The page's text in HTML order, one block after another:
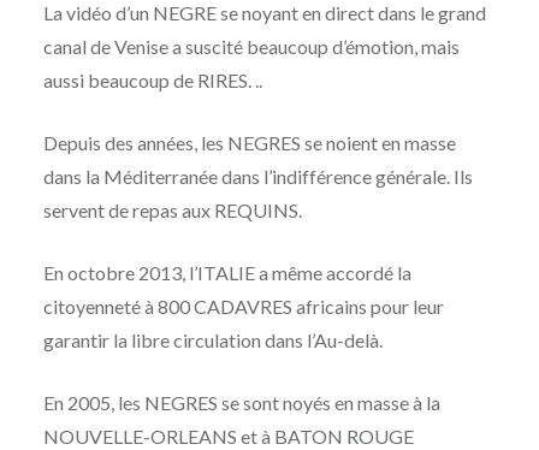
La vidéo d’un NEGRE se noyant en direct dans le grand
canal de Venise a suscité beaucoup d’émotion, mais
aussi beaucoup de RIRES. ..
Depuis des années, les NEGRES se noient en masse
dans la Méditerranée dans l’indifférence générale. Ils
servent de repas aux REQUINS.
En octobre 2013, l’ITALIE a même accordé la
citoyenneté à 800 CADAVRES africains pour leur
garantir la libre circulation dans l’Au-delà.
En 2005, les NEGRES se sont noyés en masse à la
NOUVELLE-ORLEANS et à BATON ROUGE